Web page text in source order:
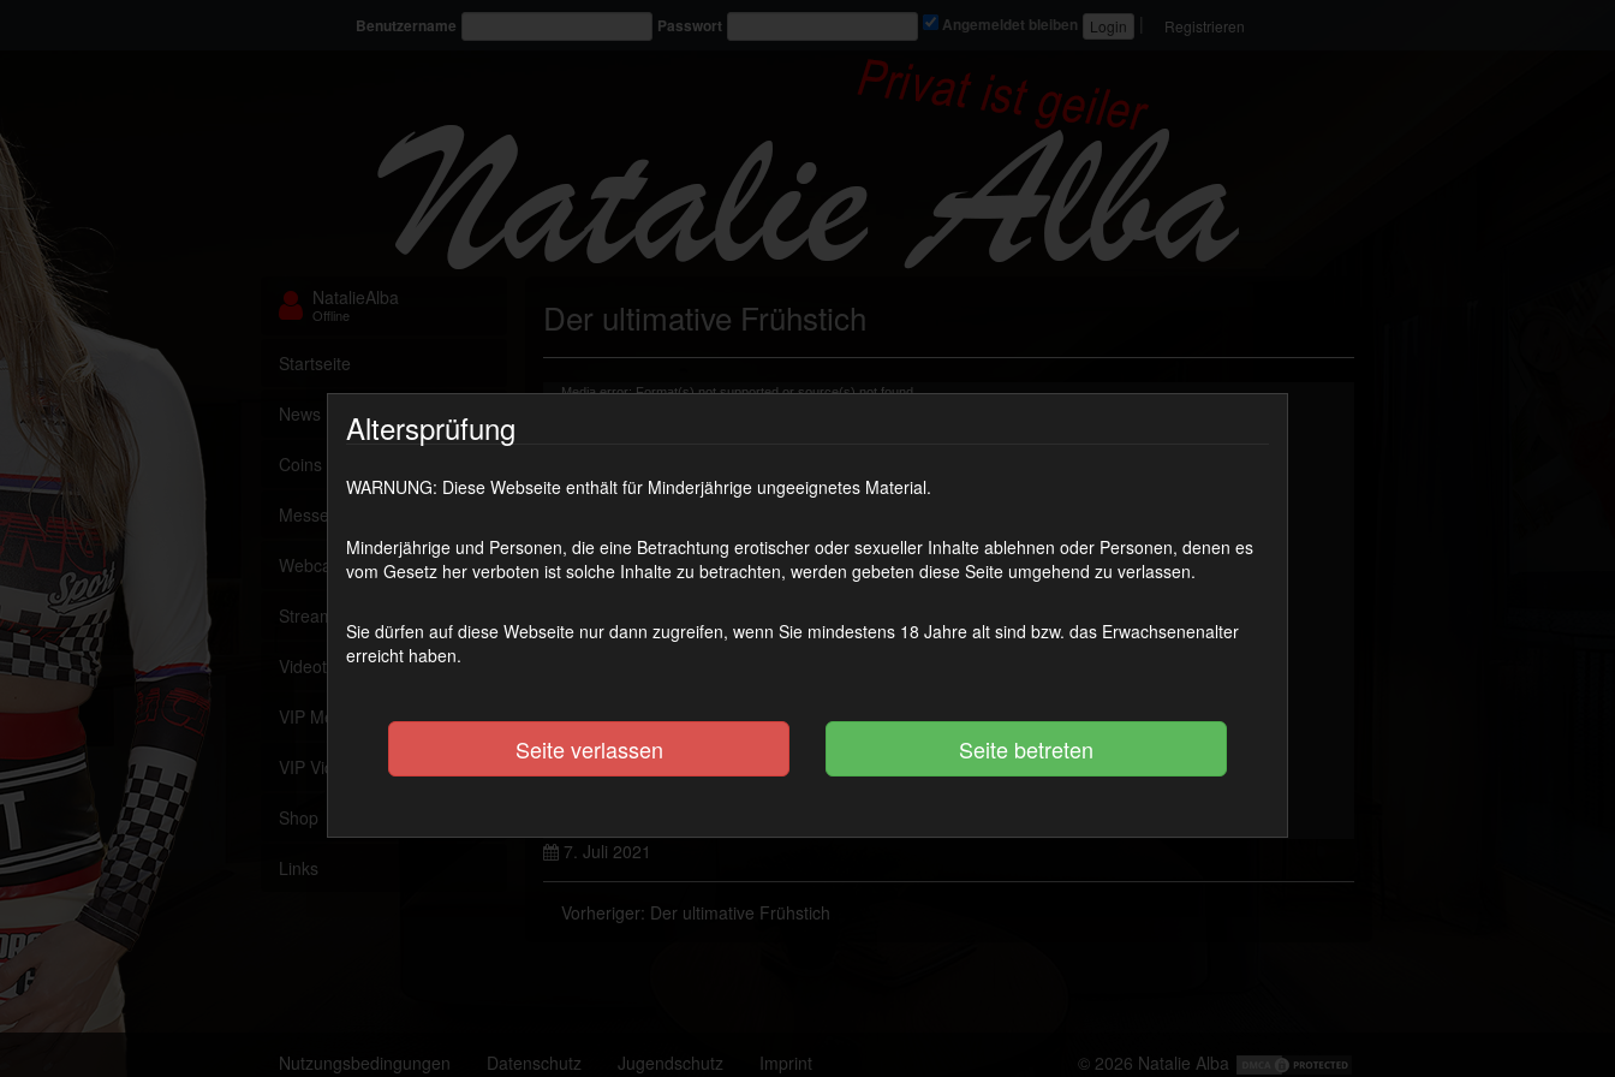
Benutzername Passwort Angemeldet bleiben Registrieren
NatalieAlba
Offline
Startseite
News
Coins aufladen
Messenger
Webcam Offline
Streaming (VoD)
Videothek
VIP Member werden
VIP Videothek
Shop
Links
Der ultimative Frühstich
Video-
Media error: Format(s) not supported or source(s) not found
7. Juli 2021
Vorheriger: Der ultimative Frühstich
Nutzungsbedingungen Datenschutz Jugendschutz Imprint © 2026 Natalie Alba
Altersprüfung
WARNUNG: Diese Webseite enthält für Minderjährige ungeeignetes Material.
Minderjährige und Personen, die eine Betrachtung erotischer oder sexueller Inhalte ablehnen oder Personen, denen es
vom Gesetz her verboten ist solche Inhalte zu betrachten, werden gebeten diese Seite umgehend zu verlassen.
Sie dürfen auf diese Webseite nur dann zugreifen, wenn Sie mindestens 18 Jahre alt sind bzw. das Erwachsenenalter
erreicht haben.
Seite verlassen